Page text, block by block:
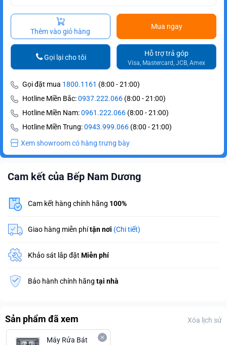
Thêm vào giỏ hàng
Mua ngay
Hỗ trợ trả góp
Visa, Mastercard, JCB, Amex
Gọi lại cho tôi
Gọi đặt mua 1800.1161 (8:00 - 21:00)
Hotline Miền Bắc:0937.222.066 (8:00 - 21:00)
Hotline Miền Nam:0961.222.066 (8:00 - 21:00)
Hotline Miền Trung:0943.999.066 (8:00 - 21:00)
Xem showroom có hàng trưng bày
Cam kết của Bếp Nam Dương
Cam kết hàng chính hãng 100%
Giao hàng miễn phítận nơi (Chi tiết)
Khảo sát lắp đặt Miễn phí
Bảo hành chính hãng tại nhà
Sản phẩm đã xem Xóa lịch sử
Máy Rửa Bát